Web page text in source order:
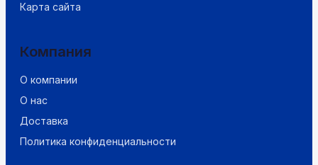
Карта сайта
Компания
О компании
О нас
Доставка
Политика конфиденциальности